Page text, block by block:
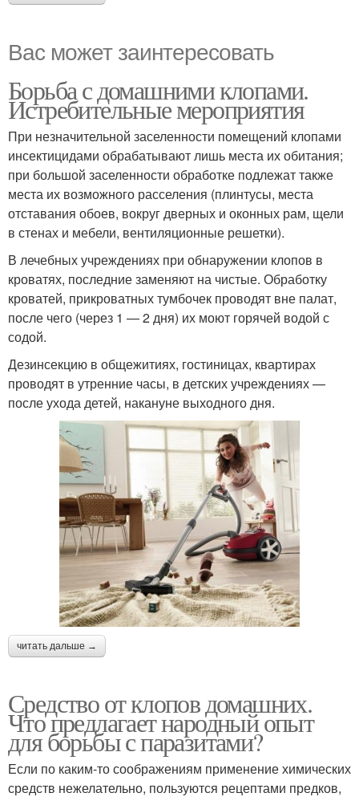
Вас может заинтересовать
Борьба с домашними клопами.
Истребительные мероприятия
При незначительной заселенности помещений клопами
инсектицидами обрабатывают лишь места их обитания;
при большой заселенности обработке подлежат также
места их возможного расселения (плинтусы, места
отставания обоев, вокруг дверных и оконных рам, щели
в стенах и мебели, вентиляционные решетки).
В лечебных учреждениях при обнаружении клопов в
кроватях, последние заменяют на чистые. Обработку
кроватей, прикроватных тумбочек проводят вне палат,
после чего (через 1 — 2 дня) их моют горячей водой с
содой.
Дезинсекцию в общежитиях, гостиницах, квартирах
проводят в утренние часы, в детских учреждениях —
после ухода детей, накануне выходного дня.
читать дальше →
Средство от клопов домашних.
Что предлагает народный опыт
для борьбы с паразитами?
Если по каким-то соображениям применение химических
средств нежелательно, пользуются рецептами предков,